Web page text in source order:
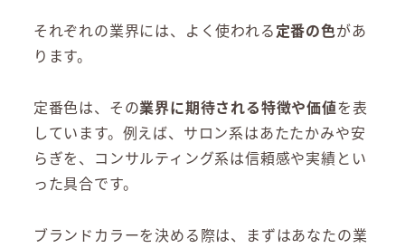
それぞれの業界には、よく使われる定番の色があ
ります。
定番色は、その業界に期待される特徴や価値を表
しています。例えば、サロン系はあたたかみや安
らぎを、コンサルティング系は信頼感や実績とい
った具合です。
ブランドカラーを決める際は、まずはあなたの業